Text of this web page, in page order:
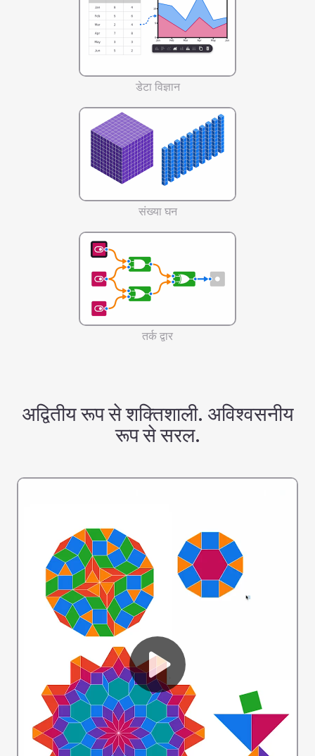
डेटा विज्ञान
संख्या घन
तर्क द्वार
अद्वितीय रूप से शक्तिशाली. अविश्वसनीय
रूप से सरल.